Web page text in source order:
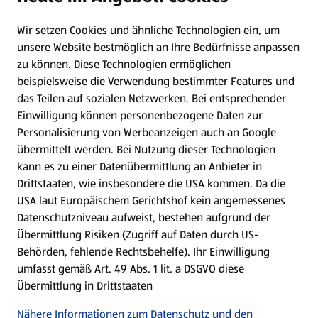
WhatsApp
Gewinnspiele
Mein HOFER. Meine Einkäufe.
Meine Meinung. Mein HOFER.
Gutscheingroßbestellung
(öffnet in einem neuen Tab)
Folge uns hier:
Jetzt die HOFER App downloaden
Wir setzen Cookies und ähnliche Technologien ein, um
unsere Website bestmöglich an Ihre Bedürfnisse anpassen
zu können. Diese Technologien ermöglichen
beispielsweise die Verwendung bestimmter Features und
das Teilen auf sozialen Netzwerken. Bei entsprechender
Einwilligung können personenbezogene Daten zur
Personalisierung von Werbeanzeigen auch an Google
übermittelt werden. Bei Nutzung dieser Technologien
kann es zu einer Datenübermittlung an Anbieter in
Drittstaaten, wie insbesondere die USA kommen. Da die
USA laut Europäischem Gerichtshof kein angemessenes
Datenschutzniveau aufweist, bestehen aufgrund der
Übermittlung Risiken (Zugriff auf Daten durch US-
Behörden, fehlende Rechtsbehelfe). Ihr Einwilligung
umfasst gemäß Art. 49 Abs. 1 lit. a DSGVO diese
Übermittlung in Drittstaaten
Nähere Informationen zum Datenschutz und den